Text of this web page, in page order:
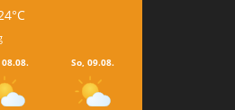
08.08. So, 09.08.